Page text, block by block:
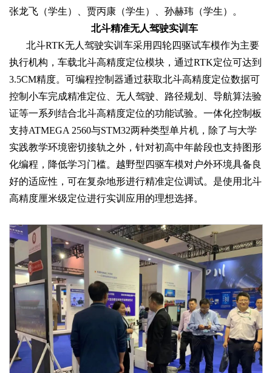
张龙飞（学生）、贾丙康（学生）、孙赫玮（学生）。
北斗精准无人驾驶实训车
北斗RTK无人驾驶实训车采用四轮四驱试车模作为主要
执行机构，车载北斗高精度定位模块，通过RTK定位可达到
3.5CM精度。可编程控制器通过获取北斗高精度定位数据可
控制小车完成精准定位、无人驾驶、路径规划、导航算法验
证等一系列结合北斗高精度定位的功能试验。一体化控制板
支持ATMEGA 2560与STM32两种类型单片机，除了与大学
实践教学环境密切接轨之外，针对初高中年龄段也支持图形
化编程，降低学习门槛。越野型四驱车模对户外环境具备良
好的适应性，可在复杂地形进行精准定位调试。是使用北斗
高精度厘米级定位进行实训应用的理想选择。